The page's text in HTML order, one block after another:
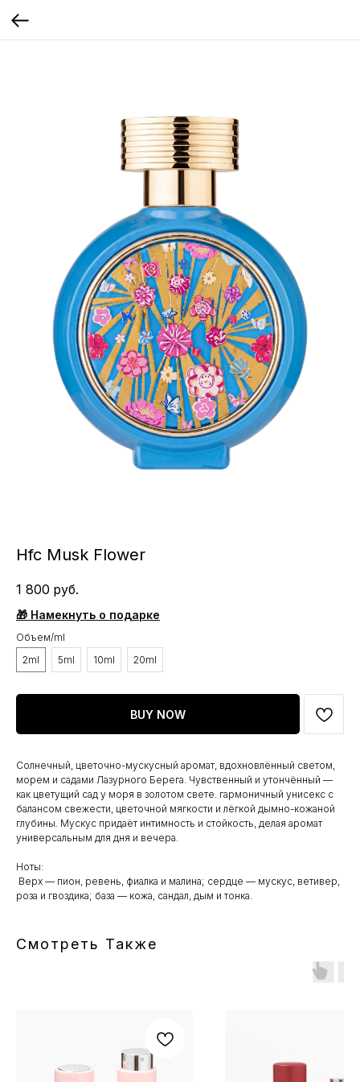
Hfc Musk Flower
1 800 руб.
🎁 Намекнуть о подарке
Объем/ml
2ml
5ml 10ml 20ml
BUY NOW
Солнечный, цветочно-мускусный аромат, вдохновлённый светом,
морем и садами Лазурного Берега. Чувственный и утончённый —
как цветущий сад у моря в золотом свете. гармоничный унисекс с
балансом свежести, цветочной мягкости и лёгкой дымно-кожаной
глубины. Мускус придаёт интимность и стойкость, делая аромат
универсальным для дня и вечера.
Ноты:
Верх — пион, ревень, фиалка и малина; сердце — мускус, ветивер,
роза и гвоздика; база — кожа, сандал, дым и тонка.
Смотреть Также